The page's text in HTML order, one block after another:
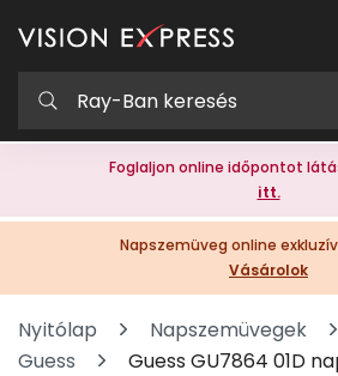
Foglaljon online időpontot
itt.
Napszemüveg online
Vásárolok
Nyitólap Napszemüvegek
Guess
Guess GU7864 01D